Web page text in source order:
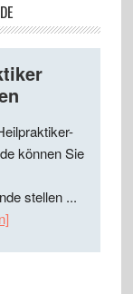
können Sie
stellen ...